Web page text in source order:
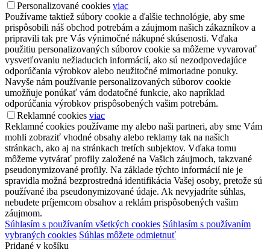
Personalizované cookies viac
Používame taktiež súbory cookie a ďalšie technológie, aby sme
prispôsobili náš obchod potrebám a záujmom našich zákazníkov a
pripravili tak pre Vás výnimočné nákupné skúsenosti. Vďaka
použitiu personalizovaných súborov cookie sa môžeme vyvarovať
vysvetľovaniu nežiaducich informácií, ako sú nezodpovedajúce
odporúčania výrobkov alebo neužitočné mimoriadne ponuky.
Navyše nám používanie personalizovaných súborov cookie
umožňuje ponúkať vám dodatočné funkcie, ako napríklad
odporúčania výrobkov prispôsobených vašim potrebám.
Reklamné cookies viac
Reklamné cookies používame my alebo naši partneri, aby sme Vám
mohli zobraziť vhodné obsahy alebo reklamy tak na našich
stránkach, ako aj na stránkach tretích subjektov. Vďaka tomu
môžeme vytvárať profily založené na Vašich záujmoch, takzvané
pseudonymizované profily. Na základe týchto informácií nie je
spravidla možná bezprostredná identifikácia Vašej osoby, pretože sú
používané iba pseudonymizované údaje. Ak nevyjadríte súhlas,
nebudete príjemcom obsahov a reklám prispôsobených vašim
záujmom.
Súhlasím s používaním všetkých cookies Súhlasím s používaním
vybraných cookies Súhlas môžete odmietnuť
Pridané v košíku